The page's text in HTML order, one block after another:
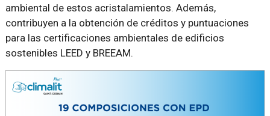
ambiental de estos acristalamientos. Además,
contribuyen a la obtención de créditos y puntuaciones
para las certificaciones ambientales de edificios
sostenibles LEED y BREEAM.